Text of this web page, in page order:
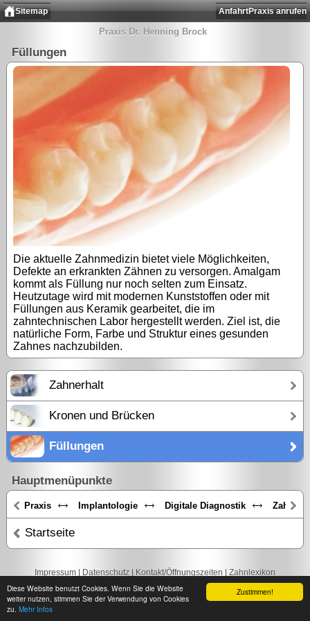
Zustimmen!
Diese Website benutzt Cookies. Wenn Sie die Website
weiter nutzen, stimmen Sie der Verwendung von Cookies
zu. Mehr Infos
Sitemap Praxis anrufen
Anfahrt
Praxis Dr. Henning Brock
Füllungen
Die aktuelle Zahnmedizin bietet viele Möglichkeiten,
Defekte an erkrankten Zähnen zu versorgen. Amalgam
kommt als Füllung nur noch selten zum Einsatz.
Heutzutage wird mit modernen Kunststoffen oder mit
Füllungen aus Keramik gearbeitet, die im
zahntechnischen Labor hergestellt werden. Ziel ist, die
natürliche Form, Farbe und Struktur eines gesunden
Zahnes nachzubilden.
Zahnerhalt
Kronen und Brücken
Füllungen
Hauptmenüpunkte
Praxis Implantologie Digitale Diagnostik
Startseite
Impressum Datenschutz Kontakt/Öffnungszeiten Zahnlexikon